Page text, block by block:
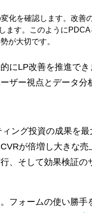
化を確認します。改善
ます。このように
が大切です。
にLP改善を推進で
ザー視点とデータ分
ング投資の成果を
が倍増し大きな売
、そして効果検証の
フォームの使い勝手